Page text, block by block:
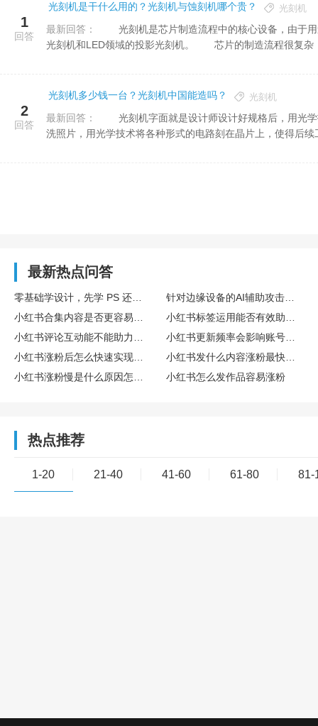
1
回答
光刻机是干什么用的？光刻机与蚀刻机哪个贵？ 光刻机
最新回答：
光刻机和LED领域的投影光刻机。 芯片的制造流程很复杂
2
回答
光刻机多少钱一台？光刻机中国能造吗？ 光刻机
最新回答：
洗照片，用光学技术将各种形式的电路刻在晶片上，使得后
最新热点问答
小红书怎么发作品容易涨粉
热点推荐
1-20 21-40 41-60 61-80 81-